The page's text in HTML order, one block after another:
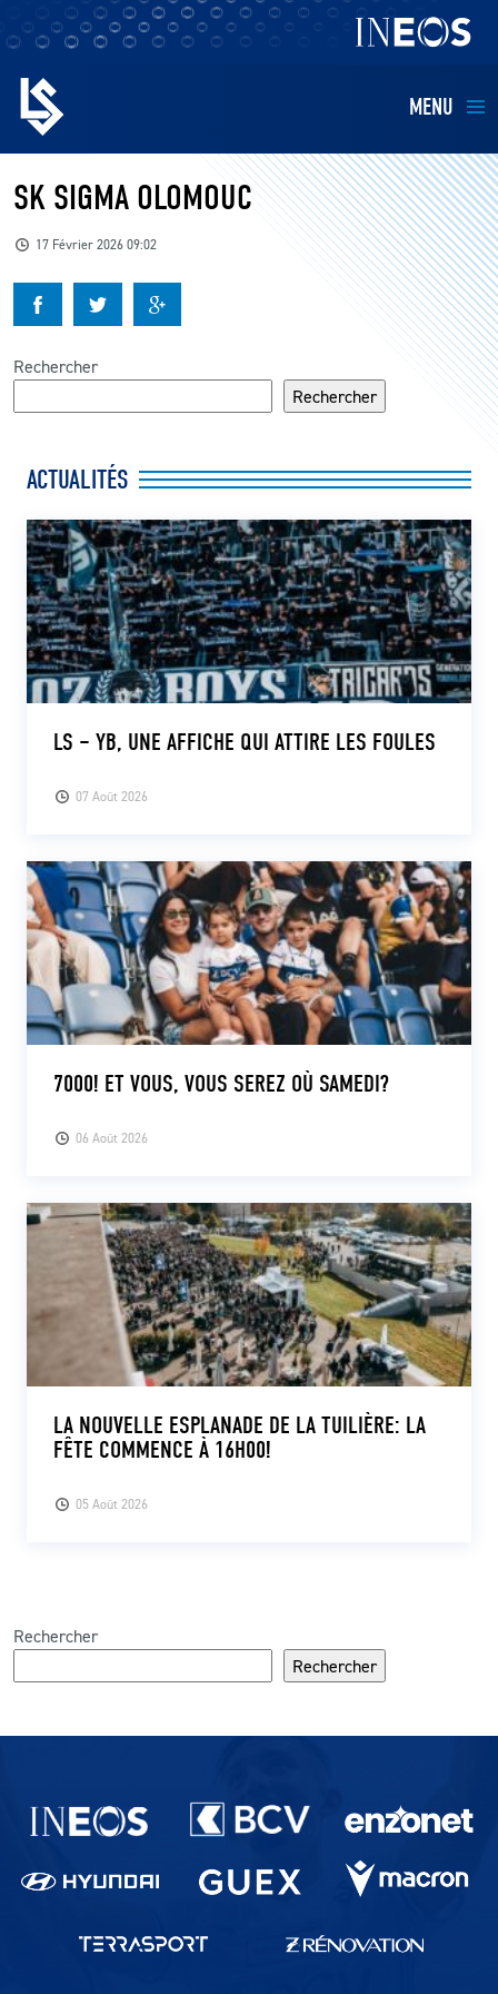
MENU
EQUIPES
BILLETTERIE
FANS
KIDS
RESTAURATION
CLUB
CONTACT
ACTUALITÉS
LS ACADEMY CAMPS
PRESSE ET MEDIAS
SK SIGMA OLOMOUC
17 Février 2026 09:02
Rechercher
Rechercher
ACTUALITÉS
07 Août 2026
LS – YB, UNE AFFICHE QUI ATTIRE LES FOULES
06 Août 2026
7000! ET VOUS, VOUS SEREZ OÙ SAMEDI?
05 Août 2026
LA NOUVELLE ESPLANADE DE LA TUILIÈRE: LA
FÊTE COMMENCE À 16H00!
Rechercher
Rechercher
Partenaires du lausanne-Sport